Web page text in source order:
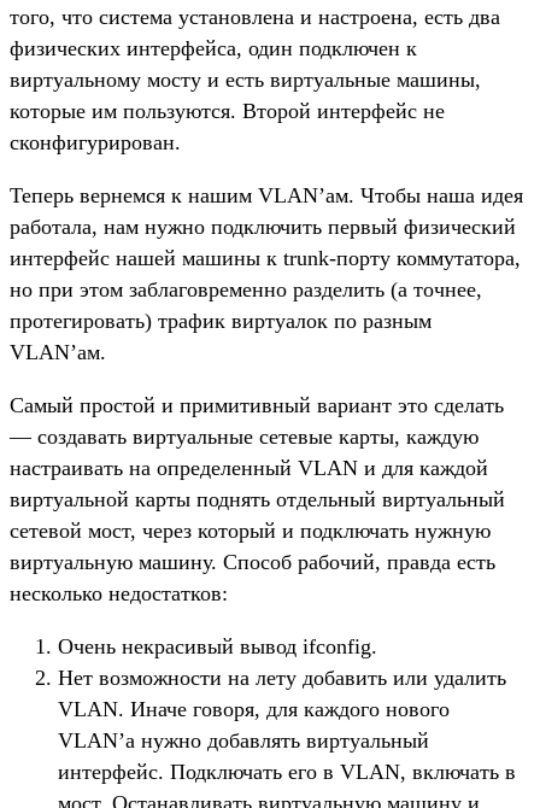
того, что система установлена и настроена, есть два
физических интерфейса, один подключен к
виртуальному мосту и есть виртуальные машины,
которые им пользуются. Второй интерфейс не
сконфигурирован.
Теперь вернемся к нашим VLAN’ам. Чтобы наша идея
работала, нам нужно подключить первый физический
интерфейс нашей машины к trunk-порту коммутатора,
но при этом заблаговременно разделить (а точнее,
протегировать) трафик виртуалок по разным
VLAN’ам.
Самый простой и примитивный вариант это сделать
— создавать виртуальные сетевые карты, каждую
настраивать на определенный VLAN и для каждой
виртуальной карты поднять отдельный виртуальный
сетевой мост, через который и подключать нужную
виртуальную машину. Способ рабочий, правда есть
несколько недостатков:
Очень некрасивый вывод ifconfig.
Нет возможности на лету добавить или удалить
VLAN. Иначе говоря, для каждого нового
VLAN’а нужно добавлять виртуальный
интерфейс. Подключать его в VLAN, включать в